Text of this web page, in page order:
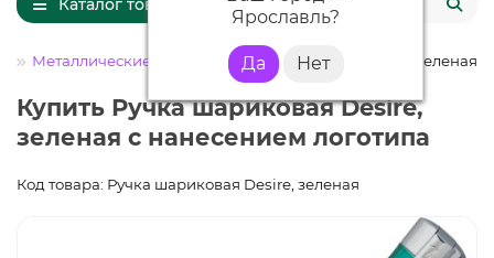
Ярославль?
Каталог товаров
Металлические ручки Ручка шариковая Desire, зеленая
Купить Ручка шариковая Desire,
зеленая с нанесением логотипа
Код товара: Ручка шариковая Desire, зеленая